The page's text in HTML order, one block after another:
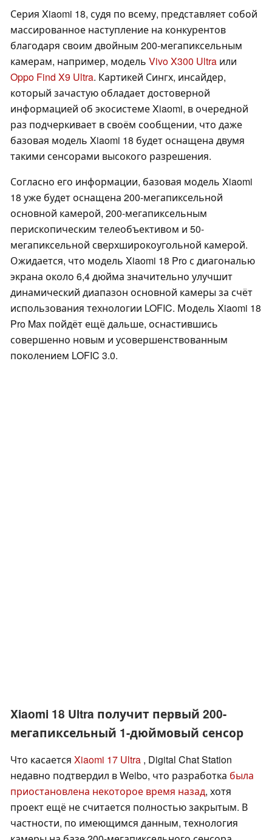
Серия Xiaomi 18, судя по всему, представляет собой
массированное наступление на конкурентов
благодаря своим двойным 200-мегапиксельным
камерам, например, модель Vivo X300 Ultra или
Oppo Find X9 Ultra. Картикей Сингх, инсайдер,
который зачастую обладает достоверной
информацией об экосистеме Xiaomi, в очередной
раз подчеркивает в своём сообщении, что даже
базовая модель Xiaomi 18 будет оснащена двумя
такими сенсорами высокого разрешения.
Согласно его информации, базовая модель Xiaomi
18 уже будет оснащена 200-мегапиксельной
основной камерой, 200-мегапиксельным
перископическим телеобъективом и 50-
мегапиксельной сверхширокоугольной камерой.
Ожидается, что модель Xiaomi 18 Pro с диагональю
экрана около 6,4 дюйма значительно улучшит
динамический диапазон основной камеры за счёт
использования технологии LOFIC. Модель Xiaomi 18
Pro Max пойдёт ещё дальше, оснастившись
совершенно новым и усовершенствованным
поколением LOFIC 3.0.
Xiaomi 18 Ultra получит первый 200-
мегапиксельный 1-дюймовый сенсор
Что касается Xiaomi 17 Ultra , Digital Chat Station
недавно подтвердил в Weibo, что разработка была
приостановлена некоторое время назад, хотя
проект ещё не считается полностью закрытым. В
частности, по имеющимся данным, технология